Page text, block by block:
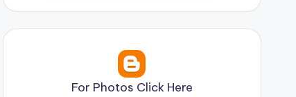
For Photos Click Here